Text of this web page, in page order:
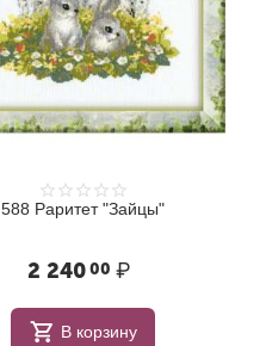
588 Раритет "Зайцы"
2 240 00 ₽
В корзину